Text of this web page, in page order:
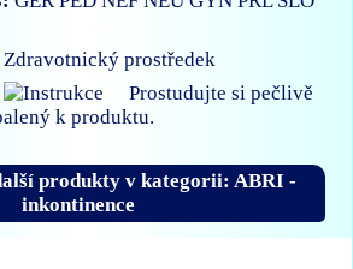
Zdravotnický prostředek
Prostudujte si pečlivě
k produktu.
produkty v kategorii: ABRI -
inkontinence